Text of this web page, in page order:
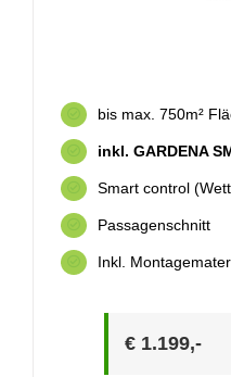
bis max. 750m²
inkl. GARDENA
Smart control
Passagenschnitt
Inkl.
€ 1.199,-